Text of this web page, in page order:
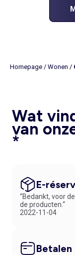
Homepage / Wonen /
Wat
van
*
E-
“Bedankt, voor
de producten.“
2022-11-04
Betalen